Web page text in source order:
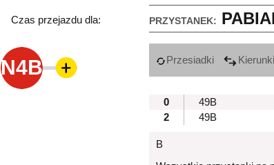
PRZYSTANEK:
Czas przejazdu dla:
N4B Przesiadki Kierunki
0
49B
2
49B
B